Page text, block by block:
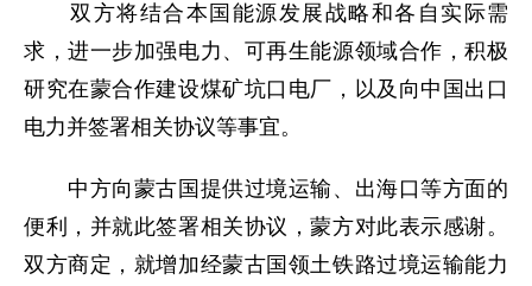
双方将结合本国能源发展战略和各自实际需
求，进一步加强电力、可再生能源领域合作，积极
研究在蒙合作建设煤矿坑口电厂，以及向中国出口
电力并签署相关协议等事宜。
中方向蒙古国提供过境运输、出海口等方面的
便利，并就此签署相关协议，蒙方对此表示感谢。
双方商定，就增加经蒙古国领土铁路过境运输能力